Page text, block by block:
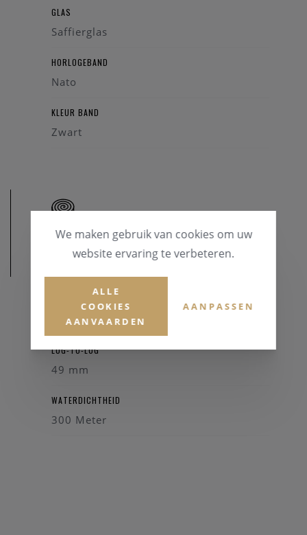
GLAS
Saffierglas
HORLOGEBAND
Nato
KLEUR BAND
Zwart
43 mm
LUG-TO-LUG
49 mm
WATERDICHTHEID
300 Meter
We maken gebruik van cookies om uw
website ervaring te verbeteren.
ALLE
COOKIES
AANVAARDEN
AANPASSEN